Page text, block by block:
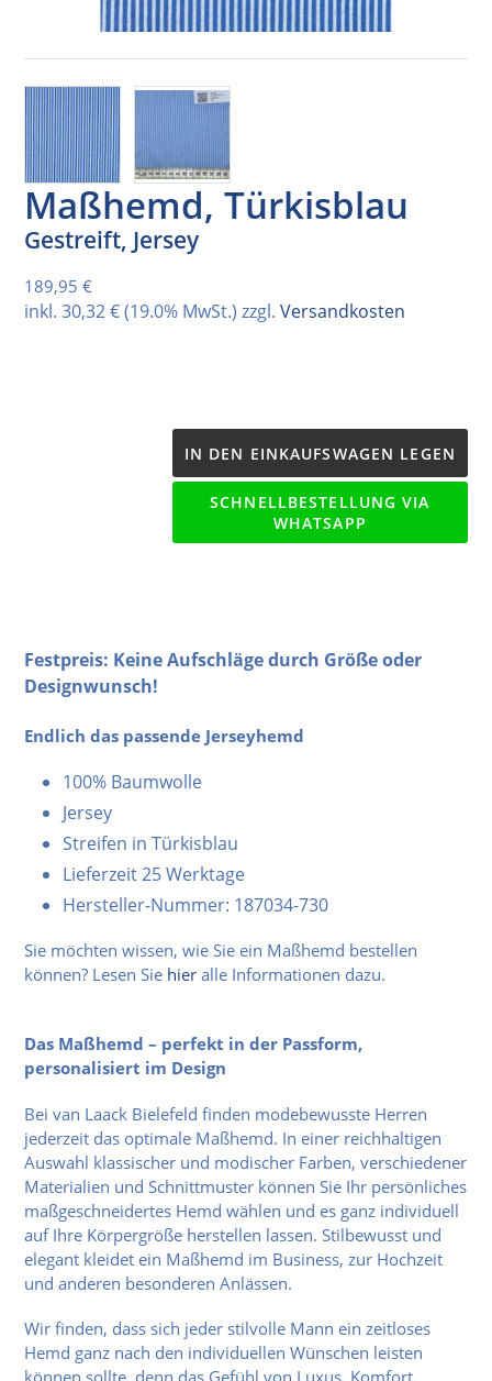
Maßhemd, Türkisblau
Gestreift, Jersey
Normaler Preis
189,95 €
inkl. 30,32 €(19.0% MwSt.) zzgl. Versandkosten
IN DEN EINKAUFSWAGEN LEGEN
SCHNELLBESTELLUNG VIA
WHATSAPP
Festpreis: Keine Aufschläge durch Größe oder
Designwunsch!
Endlich das passende Jerseyhemd
100% Baumwolle
Jersey
Streifen in Türkisblau
Lieferzeit 25 Werktage
Hersteller-Nummer: 187034-730
Sie möchten wissen, wie Sie ein Maßhemd bestellen
können? Lesen Sie hier alle Informationen dazu.
Das Maßhemd – perfekt in der Passform,
personalisiert im Design
Bei van Laack Bielefeld finden modebewusste Herren
jederzeit das optimale Maßhemd. In einer reichhaltigen
Auswahl klassischer und modischer Farben, verschiedener
Materialien und Schnittmuster können Sie Ihr persönliches
maßgeschneidertes Hemd wählen und es ganz individuell
auf Ihre Körpergröße herstellen lassen. Stilbewusst und
elegant kleidet ein Maßhemd im Business, zur Hochzeit
und anderen besonderen Anlässen.
Wir finden, dass sich jeder stilvolle Mann ein zeitloses
Hemd ganz nach den individuellen Wünschen leisten
können sollte, denn das Gefühl von Luxus, Komfort,